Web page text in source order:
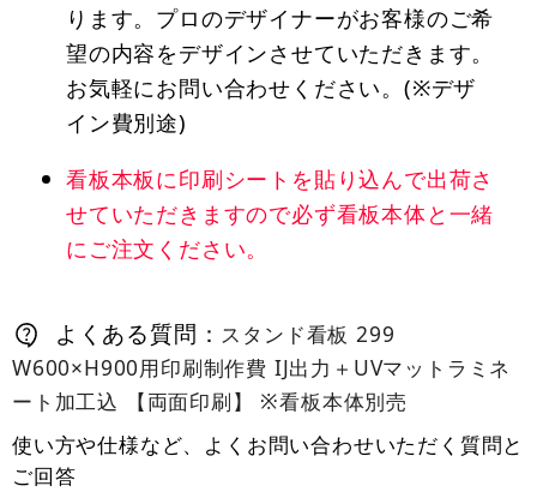
ります。プロのデザイナーがお客様のご希
望の内容をデザインさせていただきます。
お気軽にお問い合わせください。(※デザ
イン費別途)
看板本板に印刷シートを貼り込んで出荷さ
せていただきますので必ず看板本体と一緒
にご注文ください。
よくある質問： スタンド看板 299
W600×H900用印刷制作費 IJ出力＋UVマットラミネ
ート加工込 【両面印刷】 ※看板本体別売
使い方や仕様など、よくお問い合わせいただく質問と
ご回答